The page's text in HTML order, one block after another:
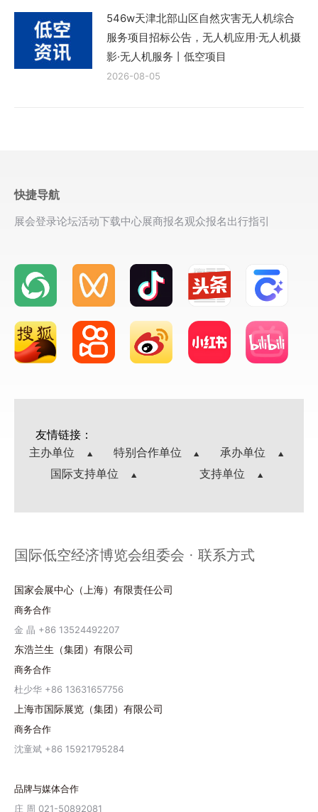
546w天津北部山区自然灾害无人机综合
服务项目招标公告，无人机应用·无人机摄
影·无人机服务丨低空项目
2026-08-05
快捷导航
展会登录论坛活动下载中心展商报名观众报名出行指引
友情链接：
主办单位
特别合作单位
承办单位
国际支持单位
支持单位
国际低空经济博览会组委会 · 联系方式
国家会展中心（上海）有限责任公司
商务合作
金 晶 +86 13524492207
东浩兰生（集团）有限公司
商务合作
杜少华 +86 13631657756
上海市国际展览（集团）有限公司
商务合作
沈童斌 +86 15921795284
品牌与媒体合作
庄 周 021-50892081